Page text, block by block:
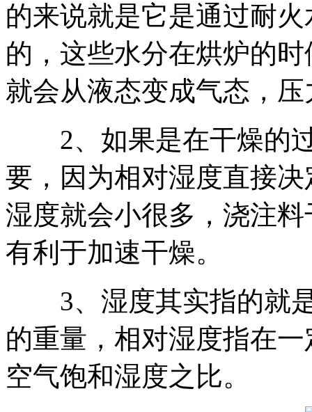
的来说就是它是通过耐
的，这些水分在烘炉的
就会从液态变成气态，
2、如果是在干燥的过
要，因为相对湿度直接
湿度就会小很多，浇注
有利于加速干燥。
3、湿度其实指的就是
的重量，相对湿度指在
空气饱和湿度之比。